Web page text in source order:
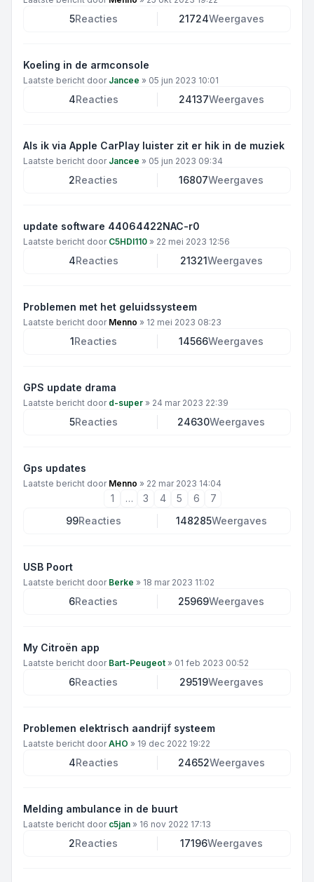
5Reacties 21724Weergaves
Koeling in de armconsole
Laatste bericht door Jancee » 05 jun 2023 10:01
4Reacties 24137Weergaves
Als ik via Apple CarPlay luister zit er hik in de muziek
Laatste bericht door Jancee » 05 jun 2023 09:34
2Reacties 16807Weergaves
update software 44064422NAC-r0
Laatste bericht door C5HDI110 » 22 mei 2023 12:56
4Reacties 21321Weergaves
Problemen met het geluidssysteem
Laatste bericht door Menno » 12 mei 2023 08:23
1Reacties 14566Weergaves
GPS update drama
Laatste bericht door d-super » 24 mar 2023 22:39
5Reacties 24630Weergaves
Gps updates
Laatste bericht door Menno » 22 mar 2023 14:04
1 … 3 4 5 6
7
99Reacties 148285Weergaves
USB Poort
Laatste bericht door Berke » 18 mar 2023 11:02
6Reacties 25969Weergaves
My Citroën app
Laatste bericht door Bart-Peugeot » 01 feb 2023 00:52
6Reacties 29519Weergaves
Problemen elektrisch aandrijf systeem
Laatste bericht doorAHO » 19 dec 2022 19:22
4Reacties 24652Weergaves
Melding ambulance in de buurt
Laatste bericht door c5jan » 16 nov 2022 17:13
2Reacties 17196Weergaves